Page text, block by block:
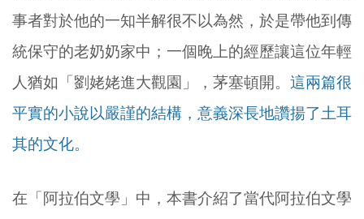
事者對於他的一知半解很不以為然，於是帶他到傳
統保守的老奶奶家中；一個晚上的經歷讓這位年輕
人猶如「劉姥姥進大觀園」，茅塞頓開。 這兩篇很
平實的小說以嚴謹的結構，意義深長地讚揚了土耳
其的文化。
在「阿拉伯文學」中，本書介紹了當代阿拉伯文學